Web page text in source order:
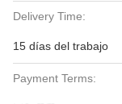
Delivery Time:
15 días del trabajo
Payment Terms: